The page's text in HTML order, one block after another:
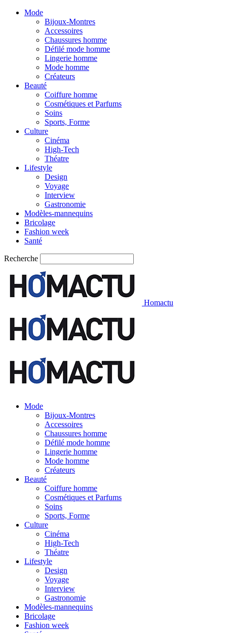
Mode
Bijoux-Montres
Accessoires
Chaussures homme
Défilé mode homme
Lingerie homme
Mode homme
Créateurs
Beauté
Coiffure homme
Cosmétiques et Parfums
Soins
Sports, Forme
Culture
Cinéma
High-Tech
Théatre
Lifestyle
Design
Voyage
Interview
Gastronomie
Modèles-mannequins
Bricolage
Fashion week
Santé
Recherche
Homactu
Mode
Bijoux-Montres
Accessoires
Chaussures homme
Défilé mode homme
Lingerie homme
Mode homme
Créateurs
Beauté
Coiffure homme
Cosmétiques et Parfums
Soins
Sports, Forme
Culture
Cinéma
High-Tech
Théatre
Lifestyle
Design
Voyage
Interview
Gastronomie
Modèles-mannequins
Bricolage
Fashion week